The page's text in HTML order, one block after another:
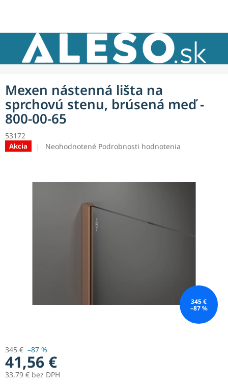
Mexen nástenná lišta na
sprchovú stenu, brúsená meď -
800-00-65
53172
Akcia
Priemerné
0,0
Neohodnotené Podrobnosti hodnotenia
345 €
–87 %
345 € –87 %
41,56 €
33,79 € bez DPH